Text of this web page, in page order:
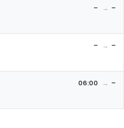
– –
– –
06:00 –